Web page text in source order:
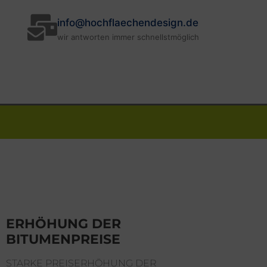
info@hochflaechendesign.de
wir antworten immer schnellstmöglich
ERHÖHUNG DER
BITUMENPREISE
STARKE PREISERHÖHUNG DER